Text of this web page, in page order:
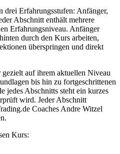
Erfahrungsstufen: Anfänger,
Abschnitt enthält mehrere
Erfahrungsniveau. Anfänger
durch den Kurs arbeiten,
überspringen und direkt
auf ihrem aktuellen Niveau
bis hin zu fortgeschrittenen
jedes Abschnitts steht ein kurzes
wird. Jeder Abschnitt
Coaches Andre Witzel
Kurs: